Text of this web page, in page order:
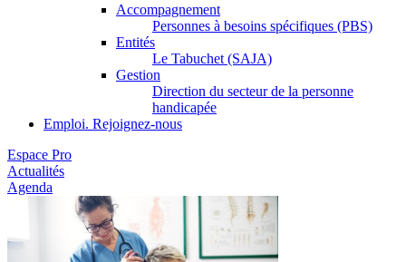
Accompagnement
Personnes à besoins spécifiques (PBS)
Entités
Le Tabuchet (SAJA)
Gestion
Direction du secteur de la personne
handicapée
Emploi. Rejoignez-nous
Espace Pro
Actualités
Agenda